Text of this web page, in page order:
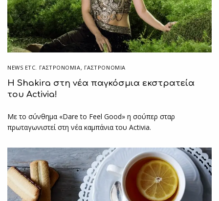
NEWS ETC. ΓΑΣΤΡΟΝΟΜΊΑ, ΓΑΣΤΡΟΝΟΜΙΑ
Η Shakira στη νέα παγκόσμια εκστρατεία
του Activia!
Με το σύνθημα «Dare to Feel Good» η σούπερ σταρ
πρωταγωνιστεί στη νέα καμπάνια του Activia.